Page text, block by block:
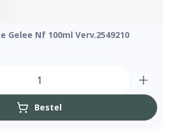
Nf 100ml Verv.2549210
Bestel